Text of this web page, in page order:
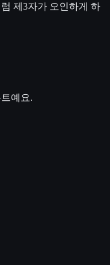
제3자가 오인하게 하
예요.